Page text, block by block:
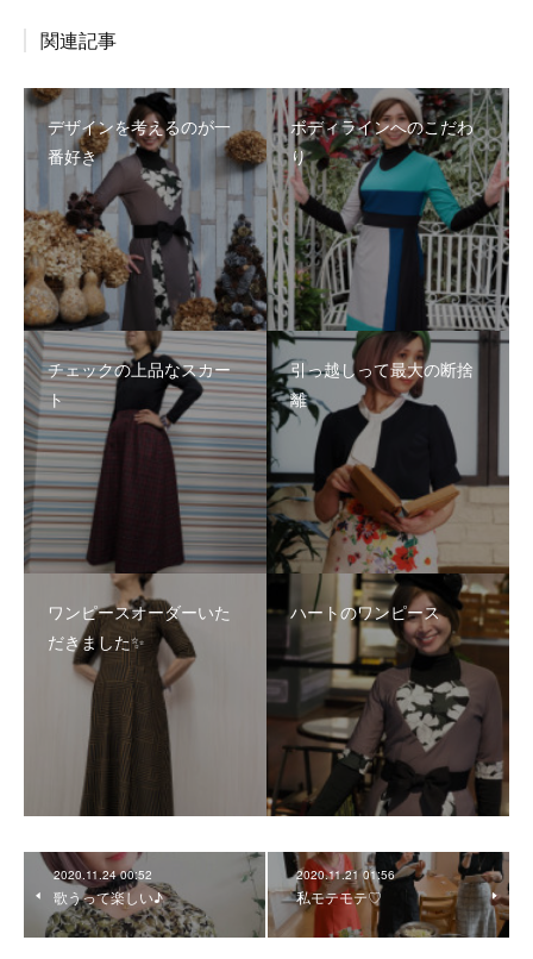
関連記事
デザインを考えるのが一
番好き
ボディラインへのこだわ
り
チェックの上品なスカー
ト
引っ越しって最大の断捨
離
ワンピースオーダーいた
だきました✨
ハートのワンピース
2020.11.24 00:52
歌うって楽しい♪
2020.11.21 01:56
私モテモテ♡